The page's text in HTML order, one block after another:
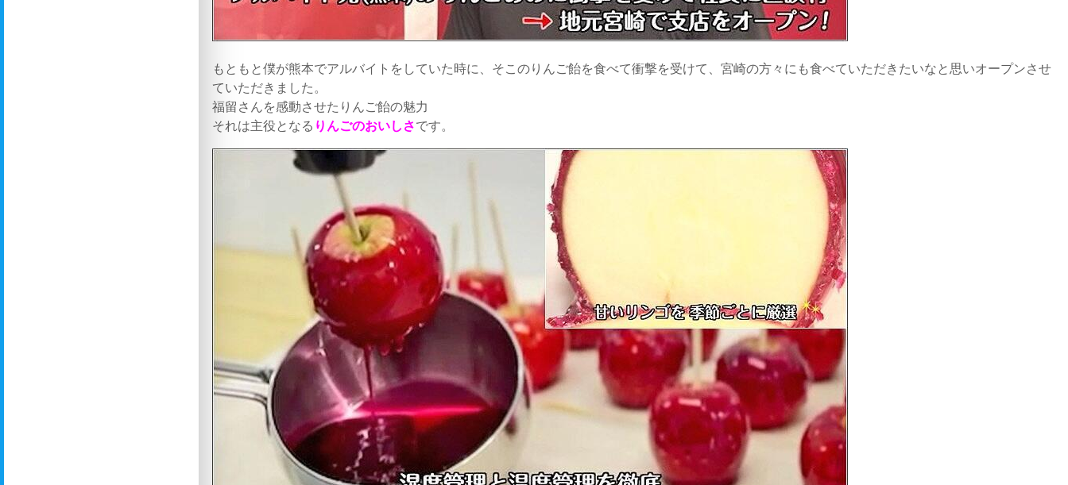
もともと僕が熊本でアルバイトをしていた時に、そこのりんご飴を食べて衝撃を受けて、宮崎の方々にも食べていただきたいなと思いオープンさせ
ていただきました。
福留さんを感動させたりんご飴の魅力
それは主役となる りんごのおいしさです。